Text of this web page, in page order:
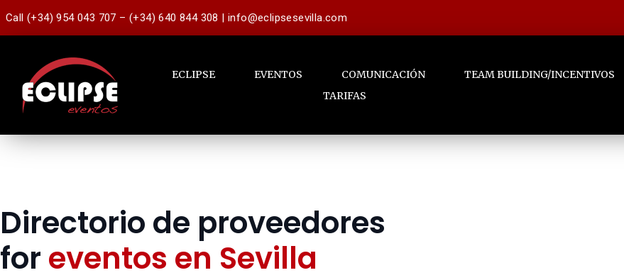
Call (+34) 954 043 707 – (+34) 640 844 308 | info@eclipsesevilla.com
ECLIPSE EVENTOS COMUNICACIÓN TEAM BUILDING/INCENTIVOS
TARIFAS
Directorio de proveedores
for eventos en Sevilla